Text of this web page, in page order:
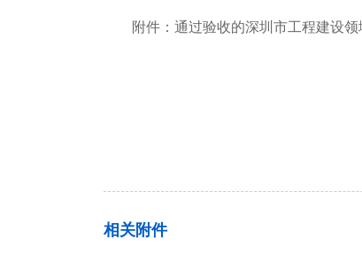
附件：通过验收的深圳市工程建设领
相关附件